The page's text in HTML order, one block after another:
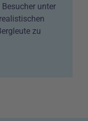
unter
zu